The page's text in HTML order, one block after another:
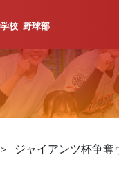
校 野球部
＞ ジャイアンツ杯争奪